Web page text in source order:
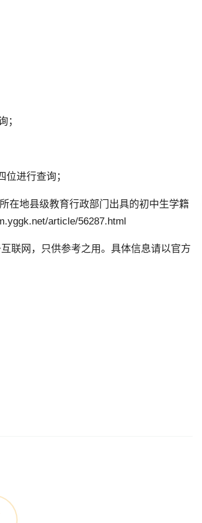
；
进行查询；
在地县级教育行政部门出具的初中生学籍
article/56287.html
联网，只供参考之用。具体信息请以官方